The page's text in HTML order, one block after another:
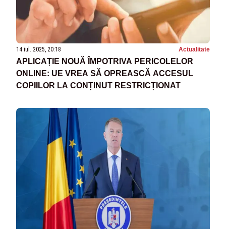
14 iul. 2025, 20:18 Actualitate
APLICAȚIE NOUĂ ÎMPOTRIVA PERICOLELOR
ONLINE: UE VREA SĂ OPREASCĂ ACCESUL
COPIILOR LA CONȚINUT RESTRICȚIONAT